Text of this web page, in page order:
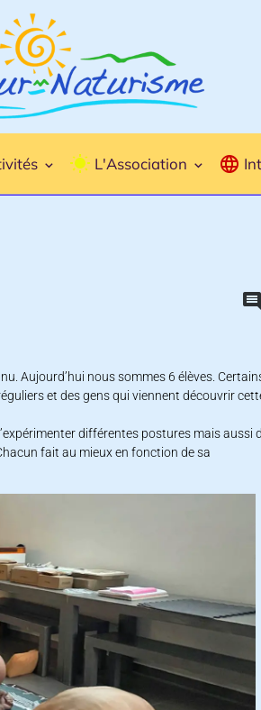
L'Association
Aujourd’hui nous sommes 6 élèves.
et des gens qui viennent découvrir
différentes postures mais aussi
fait au mieux en fonction de sa